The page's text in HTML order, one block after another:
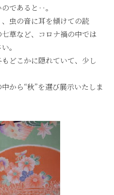
であると‥。
虫の音に耳を傾けての読
草など、コロナ禍の中では
。
どこかに隠れていて、少し
から“秋”を選び展示いたしま